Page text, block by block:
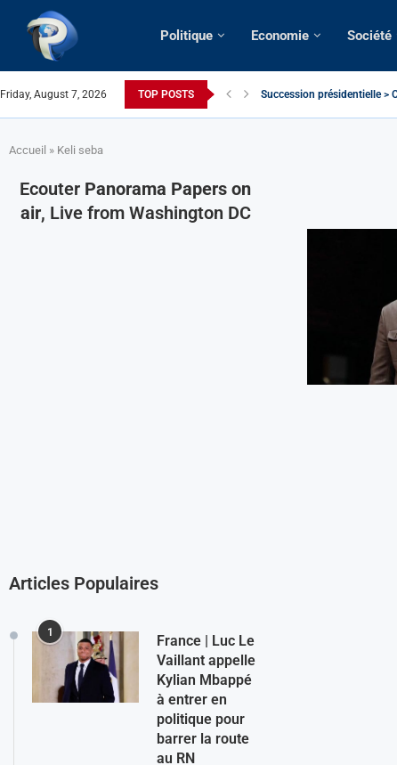
Politique Economie Société
Friday, August 7, 2026 TOP POSTS Succession présidentielle >
Accueil » Keli seba
Ecouter Panorama Papers on
air, Live from Washington DC
Articles Populaires
1
France | Luc Le
Vaillant appelle
Kylian Mbappé
à entrer en
politique pour
barrer la route
au RN